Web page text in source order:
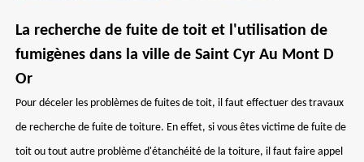
La recherche de fuite de toit et l'utilisation de
fumigènes dans la ville de Saint Cyr Au Mont D
Or
Pour déceler les problèmes de fuites de toit, il faut effectuer des travaux
de recherche de fuite de toiture. En effet, si vous êtes victime de fuite de
toit ou tout autre problème d'étanchéité de la toiture, il faut faire appel